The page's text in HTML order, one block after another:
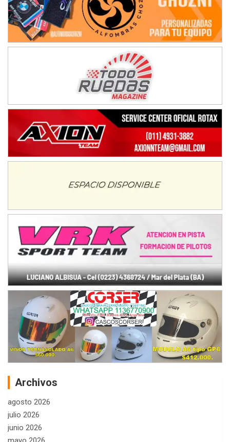
Archivos
agosto 2026
julio 2026
junio 2026